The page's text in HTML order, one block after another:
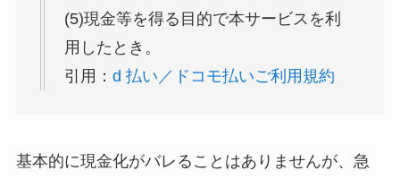
(5)現金等を得る目的で本サービスを利
用したとき。
引用： d 払い／ドコモ払いご利用規約
基本的に現金化がバレることはありませんが、急